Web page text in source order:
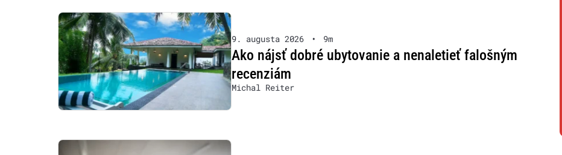
9. augusta 2026 • 9m
Ako nájsť dobré ubytovanie a nenaletieť falošným
recenziám
Michal Reiter